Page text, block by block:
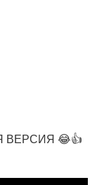
ВЕРСИЯ 😂👍